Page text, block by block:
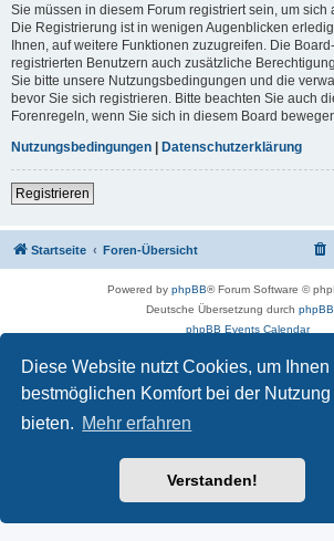
Diese Website nutzt Cookies, um Ihnen
bestmöglichen Komfort bei der Nutzung
bieten. Mehr erfahren
Verstanden!
Sie müssen in diesem Forum registriert sein, um sich
Die Registrierung ist in wenigen Augenblicken
Ihnen, auf weitere Funktionen zuzugreifen. Die
registrierten Benutzern auch zusätzliche
Sie bitte unsere Nutzungsbedingungen und die
bevor Sie sich registrieren. Bitte beachten Sie auch
Forenregeln, wenn Sie sich in diesem Board
Nutzungsbedingungen | Datenschutzerklärung
Registrieren
Startseite Foren-Übersicht
Powered by phpBB® Forum Software ©
Deutsche Übersetzung durch
phpBB Events Calendar